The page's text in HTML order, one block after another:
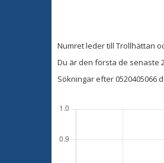
Numret leder till Trollhättan
Du är den första de senaste
Sökningar efter 0520405066